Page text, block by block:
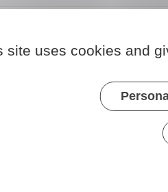
site uses cookies and